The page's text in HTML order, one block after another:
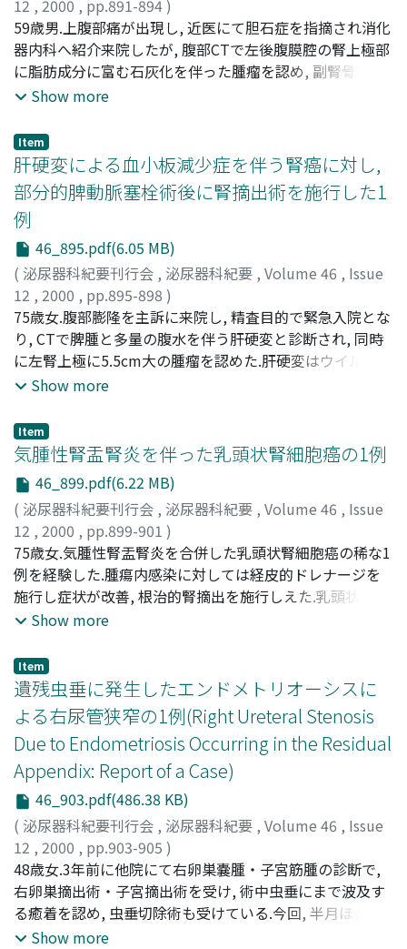
症例は褐色細胞腫に神経節細胞腫を合併した副腎髄質原発
複合型腫瘍と診断した.術後経過は順調で, 血糖は内服薬な
しで正常値となり, 内分泌学的諸検査も正常化した為, 術後
3週間で退院となり外来にて経過観察中である
12 , 2000 , pp.891-894)
湯村, 寧;千葉, 喜美男;漆原, 正泰;斎藤, 一隆;広川, 信;
YUMURA, Yasushi;CHIBA, Kimio;URUSHIBARA,
Masayasu;SAITO, Kazutaka;HIROKAWA, Makoto
59歳男.上腹部痛が出現し, 近医にて胆石症を指摘され消化
器内科へ紹介来院したが, 腹部CTで左後腹膜腔の腎上極部
に脂肪成分に富む石灰化を伴った腫瘤を認め, 副腎骨髄脂
肪腫の疑いで泌尿器科へ転科となった.臨床検査所見およ
瘍摘出術を施行した.摘出腫瘍の病理組織学的所見では, 腫
瘍は結合組織と脂肪成分を主とし, 一部に骨髄組織も認め
られ, 他に粘液腺, 筋組織, 骨化した気管支軟骨, 気管支上
皮と思われる繊毛上皮, 神経組織, 砂粒体なども見られた.
画像上の石灰化は骨化した気管支軟骨であった.悪性を思
わせる所見はなく, 本症例は三胚葉由来の成熟奇形腫と診
断された
Show more
Item
肝硬変による血小板減少症を伴う腎癌に対し,
部分的脾動脈塞栓術後に腎摘出術を施行した1
例
46_895.pdf(6.05 MB)
( 泌尿器科紀要刊行会 , 泌尿器科紀要 , Volume 46 , Issue
12 , 2000 , pp.895-898 )
槙山, 和秀;仙賀, 裕;五島, 明彦;桜本, 敏夫;秦, 康夫;
MAKIYAMA, Kazuhide;SENGA, Yutaka;GOTOU, Akihiko;
SAKURAMOTO, Toshio;HATA, Yasuo
75歳女.腹部膨隆を主訴に来院し, 精査目的で緊急入院とな
り, CTで脾腫と多量の腹水を伴う肝硬変と診断され, 同時
に左腎上極に5.5cm大の腫瘤を認めた.肝硬変はウイルス
性, アルコール性ともに否定され原因不明で, Child分類は
続し発赤所見を伴う連珠状静脈瘤を認めた.腹水による腹
部膨隆, 下腿の浮腫, 眼瞼結膜に貧血を認めたが黄疸は認め
られなかった.左腎摘除術の適応と考えたが血小板数が少
ない為, まず部分的脾動脈塞栓術を施行した結果, 術直後よ
り血小板数は上昇し, 腎摘除術前日(塞栓術後第70病日)に
は12.4×10^4/mm3に, ヘモグロビンは12.7g/dlに上昇し
た.食道静脈瘤に対しては内視鏡的静脈結紮術を2回施行し
た.経腰的アプローチで左後腹膜腔に達し左腎を摘出した.
病理組織学的所見で腎細胞癌はclear cell carcinoma, G2,
INFβ, pT1と診断された.術後13日目に退院となり, 術後8ヵ
Show more
Item
気腫性腎盂腎炎を伴った乳頭状腎細胞癌の1例
46_899.pdf(6.22 MB)
( 泌尿器科紀要刊行会 , 泌尿器科紀要 , Volume 46 , Issue
12 , 2000 , pp.899-901 )
滝沢, 明利;簗田, 周一;岩室, 紳也;鈴木, 正泰;田代, 和也;
TAKIZAWA, Akitoshi;YANADA, Syuichi;IWAMURO,
Shinya;SUZUKI, Masayasu;TASHIRO, Kazuya
75歳女.気腫性腎盂腎炎を合併した乳頭状腎細胞癌の稀な1
例を経験した.腫瘍内感染に対しては経皮的ドレナージを
施行し症状が改善, 根治的腎摘出を施行しえた.乳頭状腎細
胞癌に対しては, 根治的腎摘出を施行し, 現在まで27ヵ月
Show more
Item
遺残虫垂に発生したエンドメトリオーシスに
よる右尿管狭窄の1例(Right Ureteral Stenosis
Due to Endometriosis Occurring in the Residual
Appendix: Report of a Case)
46_903.pdf(486.38 KB)
( 泌尿器科紀要刊行会 , 泌尿器科紀要 , Volume 46 , Issue
12 , 2000 , pp.903-905 )
松本, 成史;南, 高文;西岡, 伯;秋山, 隆弘;前倉, 俊治;
MATSUMOTO, Seiji;MINAMI, Takafumi;NISHIOKA,
Tsukasa;AKIYAMA, Takahiro;MAEKURA, Syunji
48歳女.3年前に他院にて右卵巣嚢腫・子宮筋腫の診断で,
右卵巣摘出術・子宮摘出術を受け, 術中虫垂にまで波及す
る癒着を認め, 虫垂切除術も受けている.今回, 半月ほど前
より右側腹部痛が出現し, 近医における超音波検査で右水
Show more